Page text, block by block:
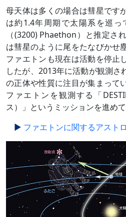
母天体は多くの場合は彗星です
は約1.4年周期で太陽系を巡
（(3200) Phaethon）と推定さ
は彗星のように尾をたなびかせ
ファエトンも現在は活動を停止
したが、2013年に活動が観測さ
の正体や性質に注目が集まって
ファエトンを観測する「
ス）」というミッションを進めて
ファエトンに関するアスト